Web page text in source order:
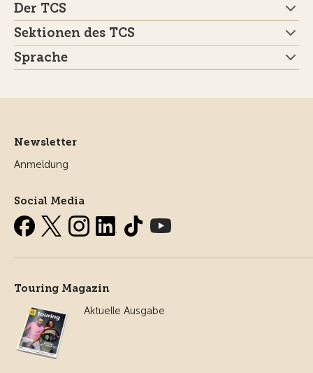
Der TCS
Sektionen des TCS
Sprache
Newsletter
Anmeldung
Social Media
Touring Magazin
Aktuelle Ausgabe